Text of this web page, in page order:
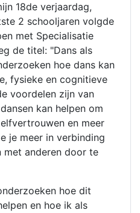
18de verjaardag,
2 schooljaren volgde
met Specialisatie
de titel: "Dans als
hoe dans kan
fysieke en cognitieve
voordelen zijn van
kan helpen om
en meer
je meer in verbinding
met anderen door te
hoe dit
en hoe ik als